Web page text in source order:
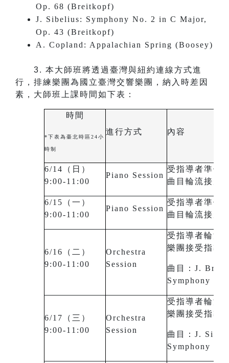
Op. 68 (Breitkopf)
J. Sibelius: Symphony No. 2 in C Major,
Op. 43 (Breitkopf)
A. Copland: Appalachian Spring (Boosey)
3. 本大師班將透過臺灣與紐約連線方式進
行，排練樂團為國立臺灣交響樂團，納入時差因
素，大師班上課時間如下表：
時間
*下表為臺北時區24小
時制
進行方式 內容
6/14（日）
9:00-11:00
Piano Session
受指導者準備
曲目輪流接受
6/15（一）
9:00-11:00
Piano Session
受指導者準備
曲目輪流接受
6/16（二）
9:00-11:00
Orchestra
Session
受指導者輪流
樂團接受指導
曲目：J.
Symphony
6/17（三）
9:00-11:00
Orchestra
Session
受指導者輪流
樂團接受指導
曲目：J.
Symphony